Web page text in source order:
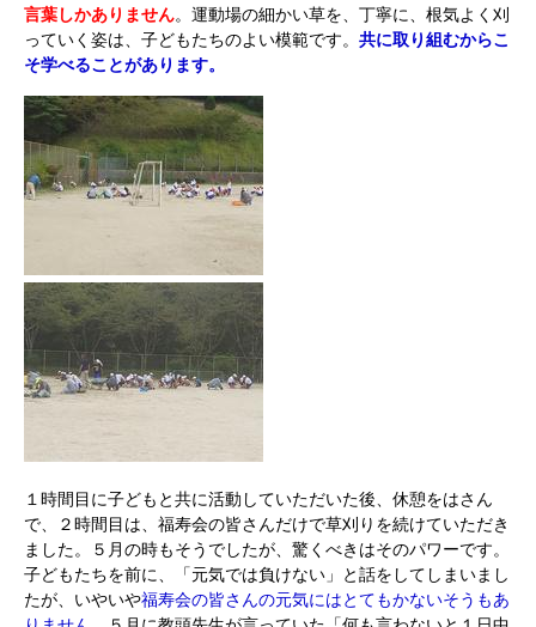
言葉しかありません。運動場の細かい草を、丁寧に、根気よく刈
っていく姿は、子どもたちのよい模範です。 共に取り組むからこ
そ学べることがあります。
１時間目に子どもと共に活動していただいた後、休憩をはさん
で、２時間目は、福寿会の皆さんだけで草刈りを続けていただき
ました。５月の時もそうでしたが、驚くべきはそのパワーです。
子どもたちを前に、「元気では負けない」と話をしてしまいまし
たが、いやいや福寿会の皆さんの元気にはとてもかないそうもあ